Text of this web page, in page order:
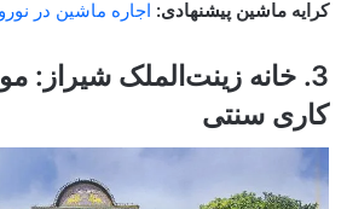
کرایه ماشین پیشنهادی: اجاره ماشین در
3. خانه زینت‌الملک شیراز:
کاری سنتی